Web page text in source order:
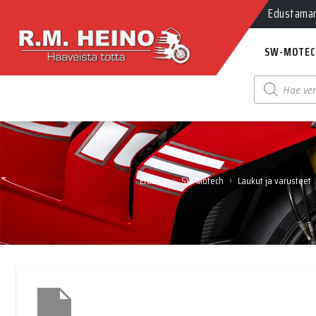
SW-
Products
search
Etusivu › SW-Motech › Laukut ja varusteet